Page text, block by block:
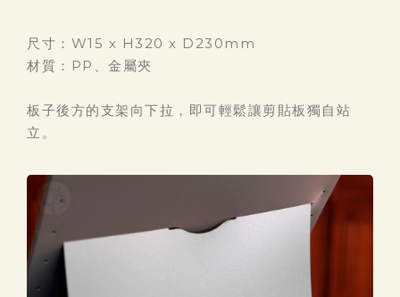
尺寸：W15 x H320 x D230mm
材質：PP、金屬夾
板子後方的支架向下拉，即可輕鬆讓剪貼板獨自站
立。